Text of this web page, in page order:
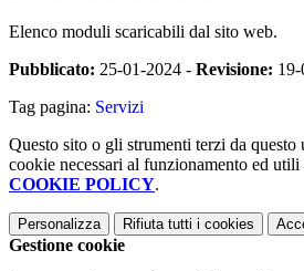
Elenco moduli scaricabili dal sito web.
Pubblicato: 25-01-2024 - Revisione:
Tag pagina: Servizi
Questo sito o gli strumenti terzi da
cookie necessari al funzionamento ed
COOKIE POLICY.
Personalizza Rifiuta tutti i cookies
Gestione cookie